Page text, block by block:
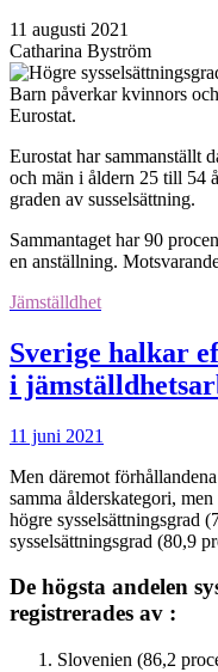
11 augusti 2021
Catharina Byström
Barn påverkar kvinnors
Eurostat.
Eurostat har sammanställt
och män i åldern 25 till 54
graden av susselsättning.
Sammantaget har 90
en anställning.
Jämställdhet
Sverige halkar
i
11 juni 2021
Men däremot
samma ålderskategori,
högre sysselsättningsgrad
sysselsättningsgrad (80,9
De högsta andelen
registrerades av :
Slovenien (86,2